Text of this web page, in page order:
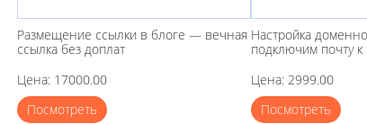
Размещение ссылки в блоге — вечная
ссылка без доплат
Цена: 17000.00
Посмотреть
Настройка
подключим почту
Цена: 2999.00
Посмотреть